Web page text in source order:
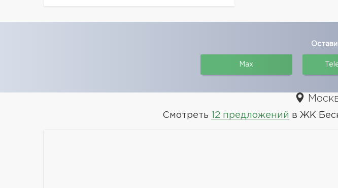
Max
Смотреть 12 предложений в ЖК